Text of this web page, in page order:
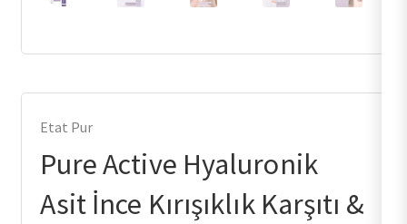
Etat Pur
Pure Active Hyaluronik
Asit İnce Kırışıklık Karşıtı &